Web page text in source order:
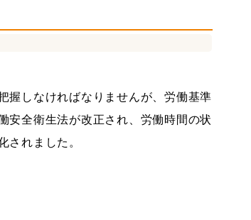
握しなければなりませんが、労働基準
安全衛生法が改正され、労働時間の状
されました。